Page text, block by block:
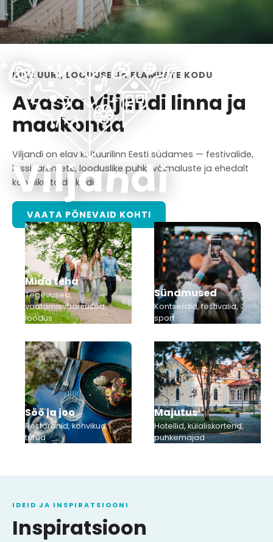
KULTUURI, LOODUSE JA ELAMUSTE KODU
Avasta Viljandi linna ja
maakonda
Viljandi on elav kultuurilinn Eesti südames — festivalide,
lossivaremete, looduslike puhkevõimaluste ja ehedalt
kohaliku toidu kodu.
VAATA PÕNEVAID KOHTI
Mida teha
Tegevused,
vaatamisväärsused,
loodus
Sündmused
Kontserdid, festivalid,
sport
Söö ja joo
Restoranid, kohvikud,
turud
Majutus
Hotellid, külaliskorterid,
puhkemajad
IDEID JA INSPIRATSIOONI
Inspiratsioon